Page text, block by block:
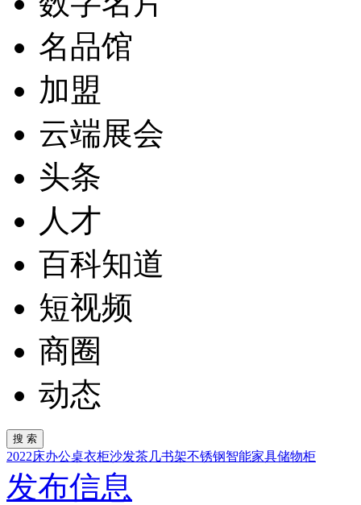
名品馆
加盟
云端展会
头条
人才
百科知道
短视频
商圈
动态
2022床办公桌衣柜沙发茶几书架不锈钢智能家具储物柜
发布信息